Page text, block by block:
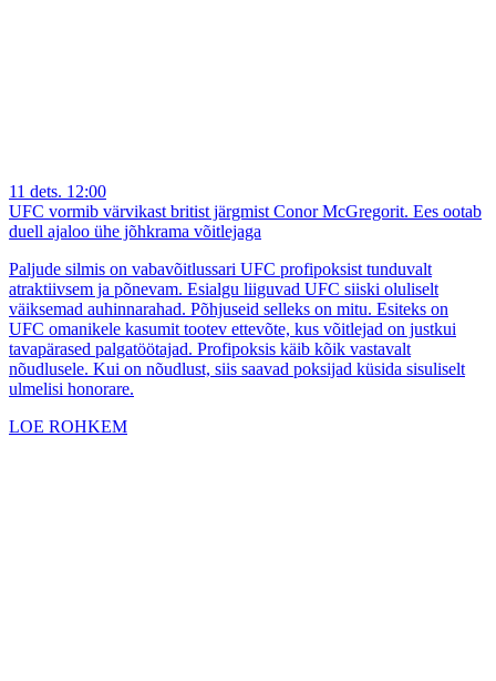
11 dets. 12:00
UFC vormib värvikast britist järgmist Conor McGregorit. Ees ootab
duell ajaloo ühe jõhkrama võitlejaga
Paljude silmis on vabavõitlussari UFC profipoksist tunduvalt
atraktiivsem ja põnevam. Esialgu liiguvad UFC siiski oluliselt
väiksemad auhinnarahad. Põhjuseid selleks on mitu. Esiteks on
UFC omanikele kasumit tootev ettevõte, kus võitlejad on justkui
tavapärased palgatöötajad. Profipoksis käib kõik vastavalt
nõudlusele. Kui on nõudlust, siis saavad poksijad küsida sisuliselt
ulmelisi honorare.
LOE ROHKEM